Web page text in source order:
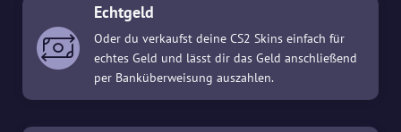
Echtgeld
Oder du verkaufst deine CS2 Skins einfach für
echtes Geld und lässt dir das Geld anschließend
per Banküberweisung auszahlen.